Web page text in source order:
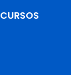
CURSOS